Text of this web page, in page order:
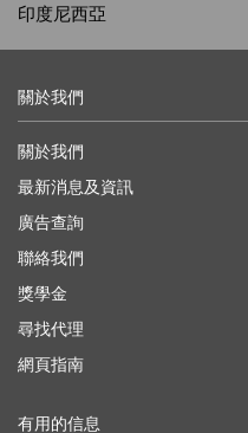
印度尼西亞
關於我們
關於我們
最新消息及資訊
廣告查詢
聯絡我們
獎學金
尋找代理
網頁指南
有用的信息